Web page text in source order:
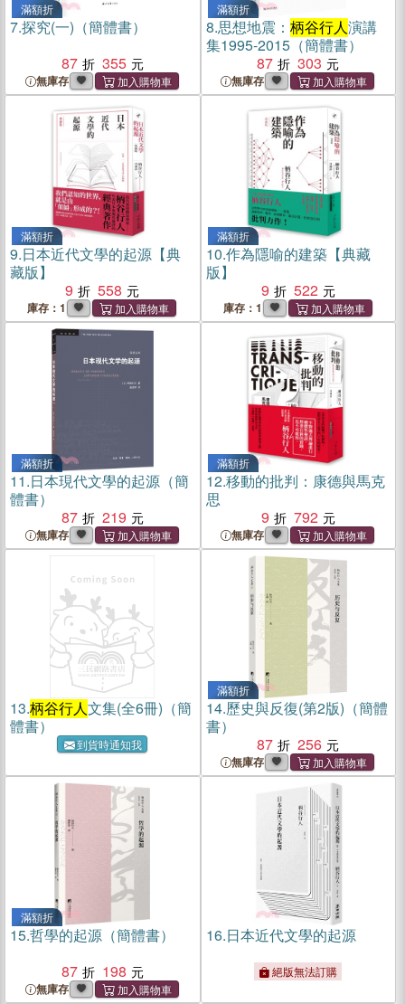
滿額折
7.探究(一)（簡體書）
87
355
無庫存
滿額折
8.思想地震： 柄谷行人演講
集1995-2015（簡體書）
87
303
無庫存
滿額折
9.日本近代文學的起源【典
藏版】
9
558
庫存：1
滿額折
10.作為隱喻的建築【典藏
版】
9
522
庫存：1
滿額折
11.日本現代文學的起源（簡
體書）
87
219
無庫存
滿額折
12.移動的批判：康德與馬克
思
9
792
無庫存
13.柄谷行人文集(全6冊)（簡
體書）
到貨時通知我
滿額折
14.歷史與反復(第2版)（簡體
書）
87
256
無庫存
滿額折
15.哲學的起源（簡體書）
87
198
無庫存
16.日本近代文學的起源
絕版無法訂購